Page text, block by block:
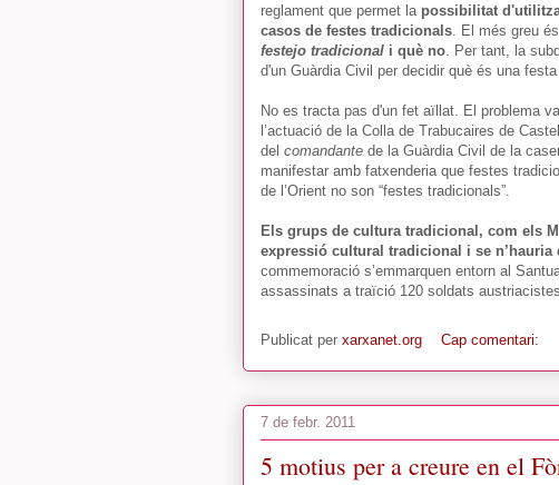
reglament que permet la possibilitat
casos de festes tradicionals. El més greu
festejo tradicional i què no. Per tant, la
d'un Guàrdia Civil per decidir què és una
No es tracta pas d'un fet aïllat. El problema
l’actuació de la Colla de Trabucaires de
del comandante de la Guàrdia Civil de la
manifestar amb fatxenderia que festes
de l’Orient no son “festes tradicionals”.
Els grups de cultura tradicional, com els
expressió cultural tradicional i se n’hauria
commemoració s’emmarquen entorn al
assassinats a traïció 120 soldats
Publicat per xarxanet.org Cap comentari:
7 de febr. 2011
5 motius per a creure en el